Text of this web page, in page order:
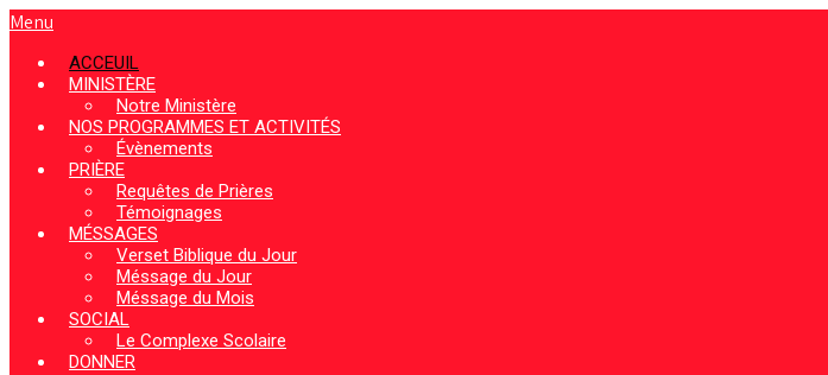
Menu
ACCEUIL
MINISTÈRE
Notre Ministère
NOS PROGRAMMES ET ACTIVITÉS
Évènements
PRIÈRE
Requêtes de Prières
Témoignages
MÉSSAGES
Verset Biblique du Jour
Méssage du Jour
Méssage du Mois
SOCIAL
Le Complexe Scolaire
DONNER